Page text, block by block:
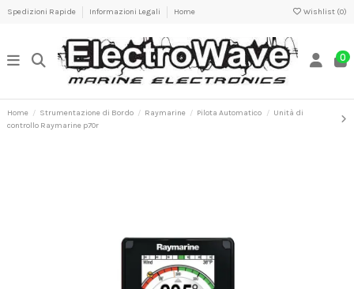
Spedizioni Rapide Informazioni Legali Home Wishlist (0)
0
Home Strumentazione di Bordo Raymarine Pilota Automatico
Unità di
controllo Raymarine p70r